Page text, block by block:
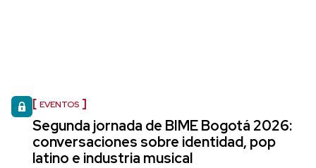
EVENTOS
Segunda jornada de BIME Bogotá 2026:
conversaciones sobre identidad, pop
latino e industria musical